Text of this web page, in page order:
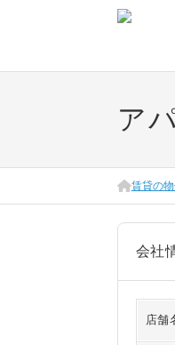
ア
賃貸の
会社
店舗